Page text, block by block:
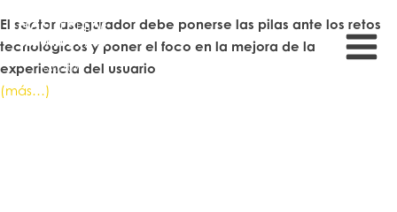
El sector asegurador debe ponerse las pilas ante los retos
tecnológicos y poner el foco en la mejora de la
experiencia del usuario
(más…)